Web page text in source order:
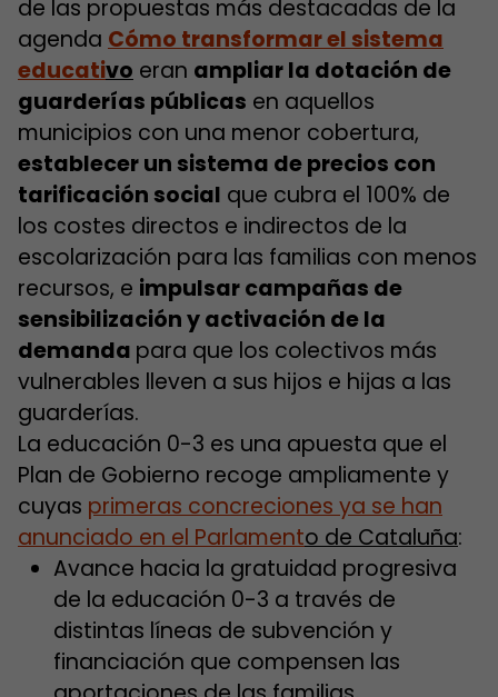
de las propuestas más destacadas de la
agenda Cómo transformar el sistema
educativo eran ampliar la dotación de
guarderías públicas en aquellos
municipios con una menor cobertura,
establecer un sistema de precios con
tarificación social que cubra el 100% de
los costes directos e indirectos de la
escolarización para las familias con menos
recursos, e impulsar campañas de
sensibilización y activación de la
demanda para que los colectivos más
vulnerables lleven a sus hijos e hijas a las
guarderías.
La educación 0-3 es una apuesta que el
Plan de Gobierno recoge ampliamente y
cuyas primeras concreciones ya se han
anunciado en el Parlamento de Cataluña:
Avance hacia la gratuidad progresiva
de la educación 0-3 a través de
distintas líneas de subvención y
financiación que compensen las